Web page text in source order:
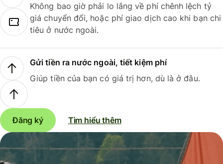
Không bao giờ phải lo lắng về phí chênh lệch tỷ
giá chuyển đổi, hoặc phí giao dịch cao khi bạn chi
tiêu ở nước ngoài.
Gửi tiền ra nước ngoài, tiết kiệm phí
Giúp tiền của bạn có giá trị hơn, dù là ở đâu.
Đăng ký Tìm hiểu thêm